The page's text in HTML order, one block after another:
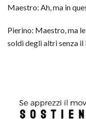
Maestro: Ah, ma in
Pierino: Maestro, ma
soldi degli altri senza